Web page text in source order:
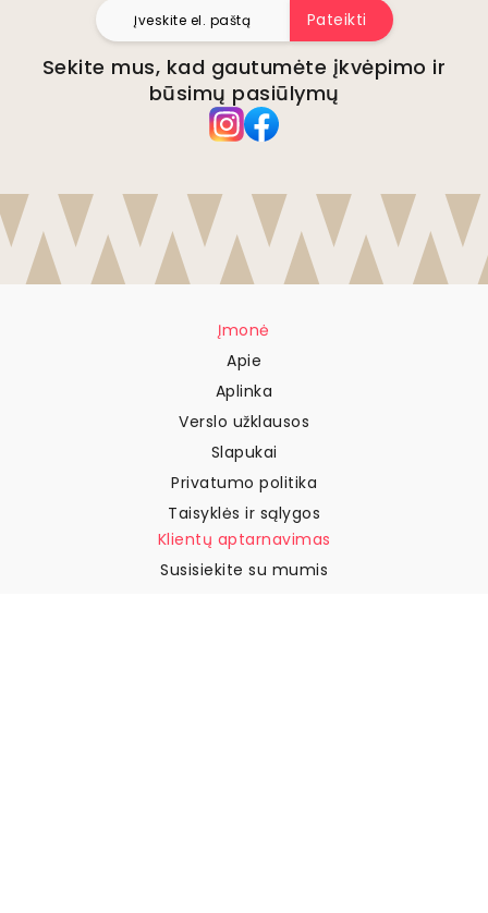
Pateikti
Sekite mus, kad gautumėte įkvėpimo ir
būsimų pasiūlymų
Įmonė
Apie
Aplinka
Verslo užklausos
Slapukai
Privatumo politika
Taisyklės ir sąlygos
Klientų aptarnavimas
Susisiekite su mumis